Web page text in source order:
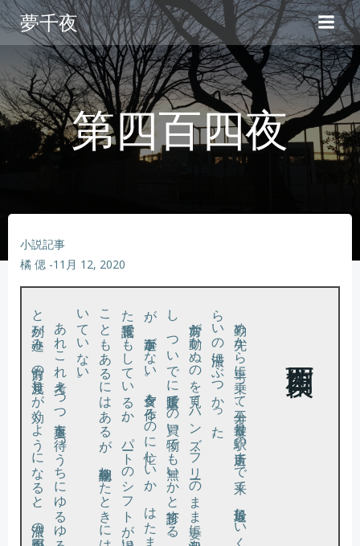
コ
ン
テ
ン
ツ
へ
ス
キ
夢千夜
第四百四夜
小説記事
橘 偲 -11月 12, 2020
勤め先
か
ら車
に乗
っ
て三十分
、最寄
り駅
の近所
ま
で来
て
、最近珍
し
い
く
らい
の渋滞
に
ぶ
つ
か
っ
た
。
前方が動
か
ぬ
の
を見
て
ハ
ン
ズ・
フ
リー
の
ま
ま妻
に状況
を報告
し、
つ
い
で
に量販店
で
の買
い物
で
も無
い
か
と打診
す
る
。
が、返事
が
な
い
。夕食
を作
る
の
に忙
し
い
か
、
は
た
ま
た長電話で
も
し
て
い
る
か
。
パー
ト
の
シ
フ
ト
が遅
い
こと
も
あ
る
に
は
あ
る
が
、今朝確認
し
た
と
き
に
は聞
いて
い
な
い
。
あ
れ
こ
れ考
え
つ
つ返事
を待
つ
う
ち
に
ゆ
る
ゆ
る
と列が進
み
、前方
の見渡
し
が効
く
よ
う
に
な
る
と
、渋滞
の原因
が
う
や
く分
か
っ
た